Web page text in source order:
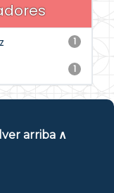
1
1
arriba ∧